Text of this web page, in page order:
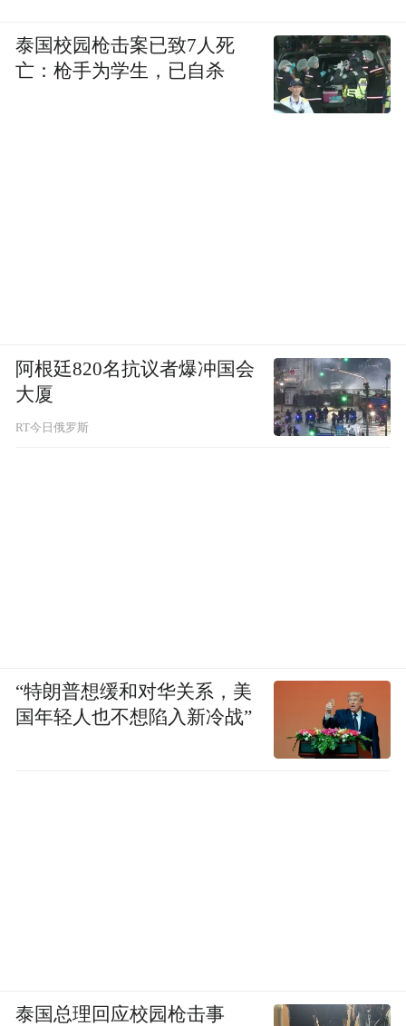
泰国校园枪击案已致7人死
亡：枪手为学生，已自杀
阿根廷820名抗议者爆冲国会
大厦
RT今日俄罗斯
“特朗普想缓和对华关系，美
国年轻人也不想陷入新冷战”
泰国总理回应校园枪击事